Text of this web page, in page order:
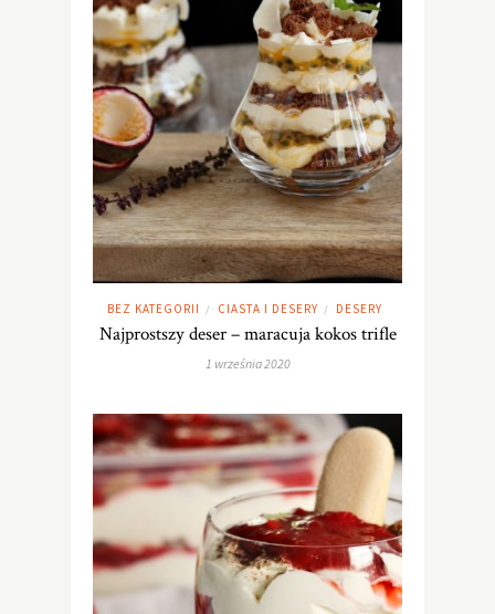
BEZ KATEGORII / CIASTA I DESERY / DESERY
Najprostszy deser – maracuja kokos trifle
1 września 2020